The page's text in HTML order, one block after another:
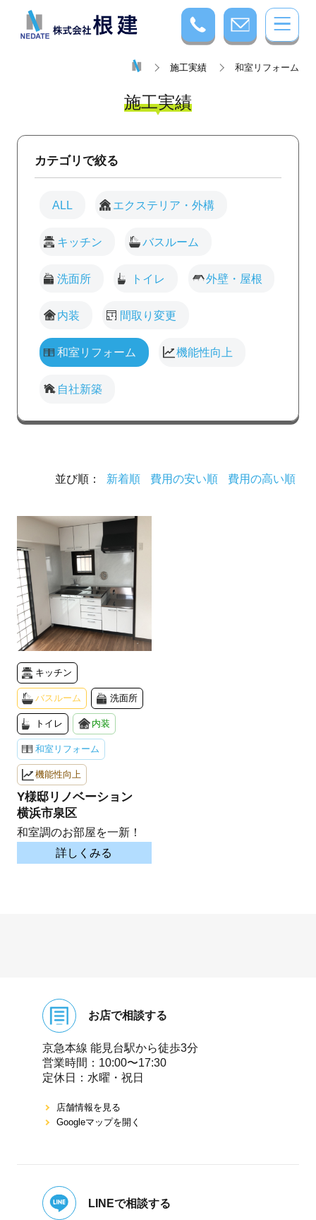
施工実績 和室リフォーム
施工実績
カテゴリで絞る
ALL エクステリア・外構
キッチン バスルーム
洗面所 トイレ 外壁・屋根
内装 間取り変更
和室リフォーム 機能性向上
自社新築
並び順： 新着順 費用の安い順 費用の高い順
キッチン
バスルーム 洗面所
トイレ 内装
和室リフォーム
機能性向上
Y様邸リノベーション
横浜市泉区
和室調のお部屋を一新！
詳しくみる
お店で相談する
京急本線 能⾒台駅から徒歩3分
営業時間：10:00〜17:30
定休⽇：⽔曜・祝⽇
店舗情報を⾒る
Googleマップを開く
LINEで相談する